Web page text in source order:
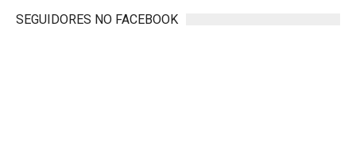
SEGUIDORES NO FACEBOOK